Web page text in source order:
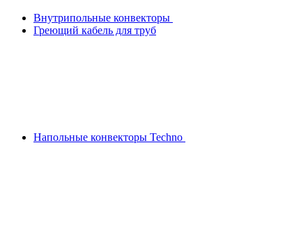
Внутрипольные конвекторы
Греющий кабель для труб
Напольные конвекторы Techno